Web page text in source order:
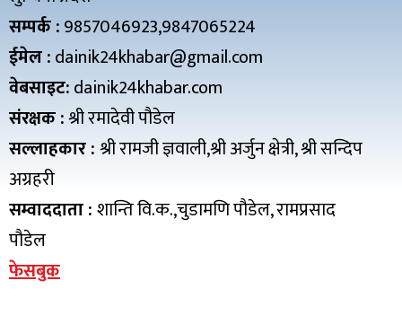
सम्पर्क :9857046923,9847065224
ईमेल :dainik24khabar@gmail.com
वेबसाइट:dainik24khabar.com
संरक्षक :श्री रमादेवी पौडेल
सल्लाहकार :श्री रामजी ज्ञवाली,श्री अर्जुन क्षेत्री, श्री सन्दिप
अग्रहरी
सम्वाददाता :शान्ति वि.क.,चुडामणि पौडेल, रामप्रसाद
पौडेल
फेसबुक